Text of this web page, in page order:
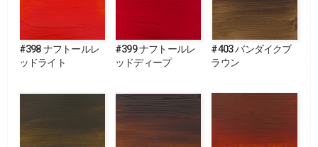
#398 ナフトールレ
ッドライト
#399 ナフトールレ
ッドディープ
#403 バンダイクブ
ラウン